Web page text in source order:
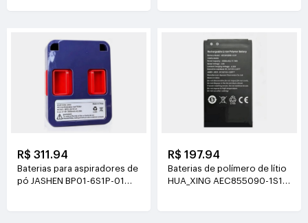
R$ 311.94
Baterias para aspiradores de
pó JASHEN BP01-6S1P-01
R$ 197.94
Baterias de polímero de lítio
HUA_XING AEC855090-1S1P